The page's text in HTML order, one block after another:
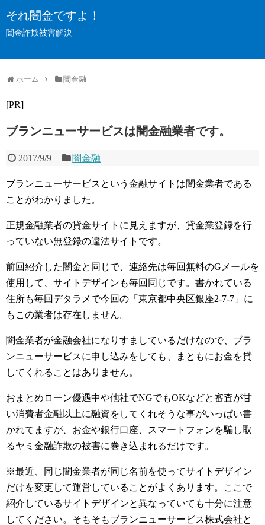
それ闇金ですよ！
闇金詐欺被害解決
ホーム 闇金融
[PR]
ブランニューサービスは闇金融業者です。
2017/9/9 闇金融
ブランニューサービスという金融サイトは闇金業者である
ことがわかりました。
正規金融業者の貸金サイトに見えますが、貸金業登録を行
っていない無登録の違法サイトです。
前回紹介した闇金と同じで、連絡先は毎回無料のGメールを
使用して、サイトデザインも毎回同じです。書かれている
住所も毎回デタラメで今回の「東京都中央区銀座2-7-7」に
もこの業者は存在しません。
闇金業者が金融会社になりすましているだけなので、ブラ
ンニューサービスに申し込みをしても、まともにお金を貸
してくれることはありません。
おまとめローン優遇中や他社でNGでもOKなどと審査が甘
い消費者金融以上に融資をしてくれそうな事がいっぱい書
かれてますが、お金や銀行口座、スマートフォンを騙し取
るヤミ金融詐欺の被害に巻き込まれるだけです。
※最近、同じ闇金業者が同じ名前を使ってサイトデザイン
だけを変更して運営していることがよくあります。ここで
紹介しているサイトデザインと異なっていても十分に注意
してください。そもそもブランニューサービス株式会社と